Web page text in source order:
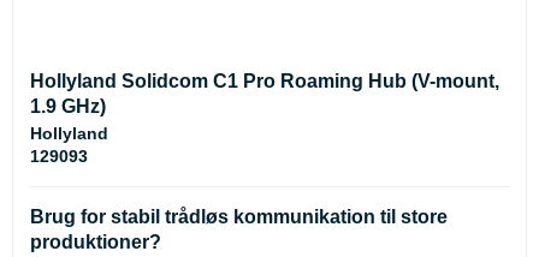
Hollyland Solidcom C1 Pro Roaming Hub (V-mount,
1.9 GHz)
Hollyland
129093
Brug for stabil trådløs kommunikation til store
produktioner?